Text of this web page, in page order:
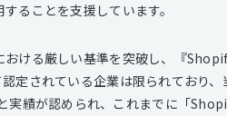
ることを支援しています。
ける厳しい基準を突破し、『
定されている企業は限られており
実績が認められ、これまでに「